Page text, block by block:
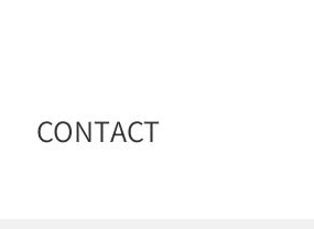
CONTACT